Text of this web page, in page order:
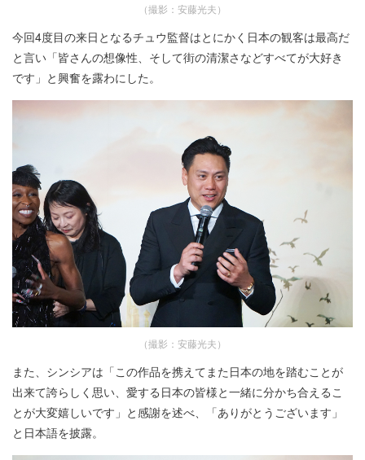
（撮影：安藤光夫）
今回4度目の来日となるチュウ監督はとにかく日本の観客は最高だ
と言い「皆さんの想像性、そして街の清潔さなどすべてが大好き
です」と興奮を露わにした。
（撮影：安藤光夫）
また、シンシアは「この作品を携えてまた日本の地を踏むことが
出来て誇らしく思い、愛する日本の皆様と一緒に分かち合えるこ
とが大変嬉しいです」と感謝を述べ、「ありがとうございます」
と日本語を披露。